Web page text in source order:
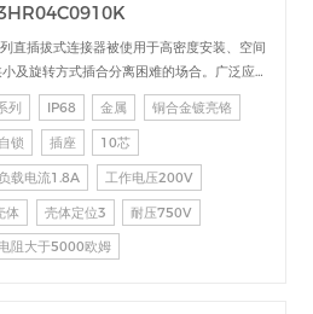
直插拔式连接器被使用于高密度安装、空间
及旋转方式插合分离困难的场合。广泛应用
备、加固计算机、医疗设备、测试检测设
视频设备、数据采集、工业控制等场合的交
高速、射频、光纤等的信号连接传输。
列 IP68 金属 铜合金镀亮铬
锁 插座 10芯
载电流1.8A 工作电压200V
体 壳体定位3 耐压750V
阻大于5000欧姆